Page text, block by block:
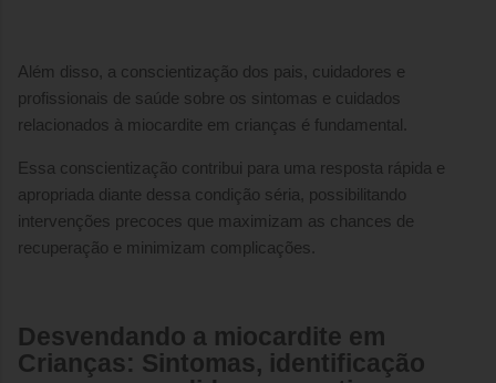
Além disso, a conscientização dos pais, cuidadores e
profissionais de saúde sobre os sintomas e cuidados
relacionados à miocardite em crianças é fundamental.
Essa conscientização contribui para uma resposta rápida e
apropriada diante dessa condição séria, possibilitando
intervenções precoces que maximizam as chances de
recuperação e minimizam complicações.
Desvendando a miocardite em
Crianças: Sintomas, identificação